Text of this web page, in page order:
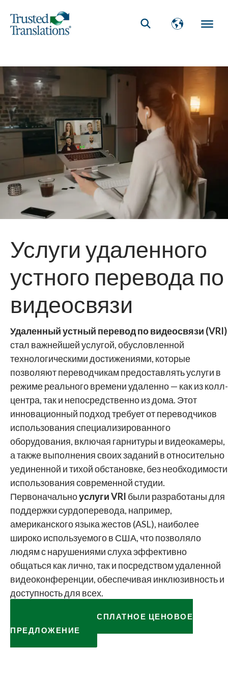
Услуги удаленного
устного перевода по
видеосвязи
Удаленный устный перевод по видеосвязи (VRI)
стал важнейшей услугой, обусловленной
технологическими достижениями, которые
позволяют переводчикам предоставлять услуги в
режиме реального времени удаленно — как из колл-
центра, так и непосредственно из дома. Этот
инновационный подход требует от переводчиков
использования специализированного
оборудования, включая гарнитуры и видеокамеры,
а также выполнения своих заданий в относительно
уединенной и тихой обстановке, без необходимости
использования современной студии.
Первоначальноуслуги VRI были разработаны для
поддержки сурдоперевода, например,
американского языка жестов (ASL), наиболее
широко используемого в США, что позволяло
людям с нарушениями слуха эффективно
общаться как лично, так и посредством удаленной
видеоконференции, обеспечивая инклюзивность и
доступность для всех.
ЗАПРОСИТЬ БЕСПЛАТНОЕ ЦЕНОВОЕ
ПРЕДЛОЖЕНИЕ